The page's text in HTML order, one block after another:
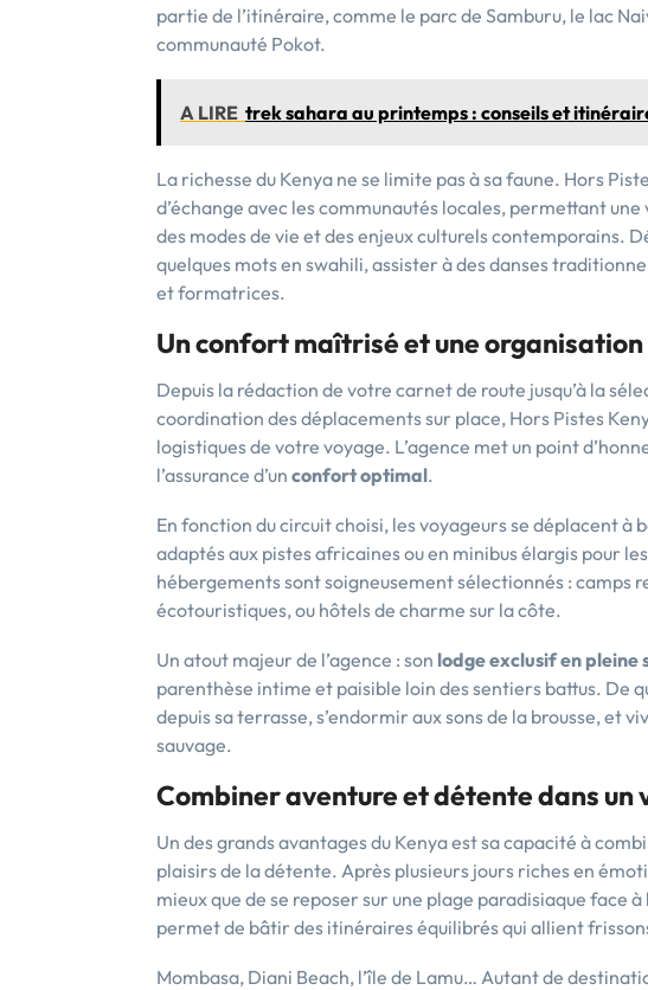
partie de l’itinéraire, comme le parc de Samburu, le lac
communauté Pokot.
A LIRE trek sahara au printemps : conseils et
La richesse du Kenya ne se limite pas à sa faune. Hors
d’échange avec les communautés locales, permettant
des modes de vie et des enjeux culturels contemporains.
quelques mots en swahili, assister à des danses
et formatrices.
Un confort maîtrisé et une
Depuis la rédaction de votre carnet de route jusqu’à la
coordination des déplacements sur place, Hors Pistes
logistiques de votre voyage. L’agence met un point
l’assurance d’un confort optimal.
En fonction du circuit choisi, les voyageurs se déplacent
adaptés aux pistes africaines ou en minibus élargis pour
hébergements sont soigneusement sélectionnés : camps
écotouristiques, ou hôtels de charme sur la côte.
Un atout majeur de l’agence : son lodge exclusif en pleine
parenthèse intime et paisible loin des sentiers battus. De
depuis sa terrasse, s’endormir aux sons de la brousse, et
sauvage.
Combiner aventure et détente dans un
Un des grands avantages du Kenya est sa capacité à
plaisirs de la détente. Après plusieurs jours riches en
mieux que de se reposer sur une plage paradisiaque face
permet de bâtir des itinéraires équilibrés qui allient
Mombasa, Diani Beach, l’île de Lamu… Autant de